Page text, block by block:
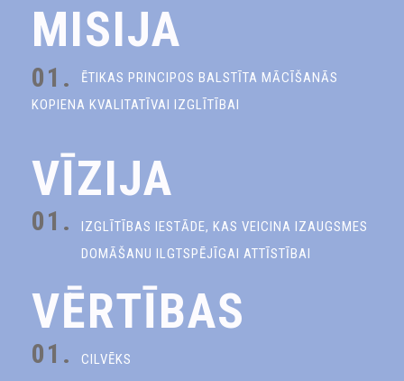
MISIJA
01.
ĒTIKAS PRINCIPOS BALSTĪTA MĀCĪŠANĀS
KOPIENA KVALITATĪVAI IZGLĪTĪBAI
VĪZIJA
01.
IZGLĪTĪBAS IESTĀDE, KAS VEICINA IZAUGSMES
DOMĀŠANU ILGTSPĒJĪGAI ATTĪSTĪBAI
VĒRTĪBAS
01. CILVĒKS